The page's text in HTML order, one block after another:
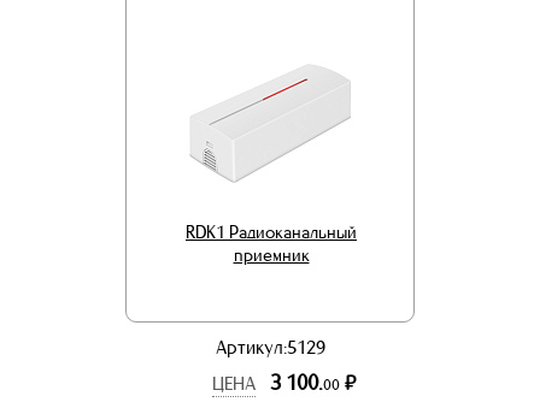
RDK1 Радиоканальный
приемник
Артикул:5129
ЦЕНА
3 100.00 р.